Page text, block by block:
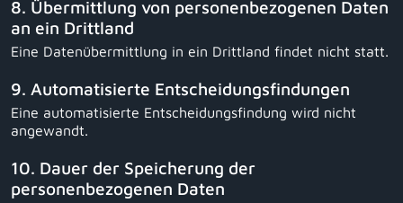
8. Übermittlung von personenbezogenen Daten
an ein Drittland
Eine Datenübermittlung in ein Drittland findet nicht statt.
9. Automatisierte Entscheidungsfindungen
Eine automatisierte Entscheidungsfindung wird nicht
angewandt.
10. Dauer der Speicherung der
personenbezogenen Daten